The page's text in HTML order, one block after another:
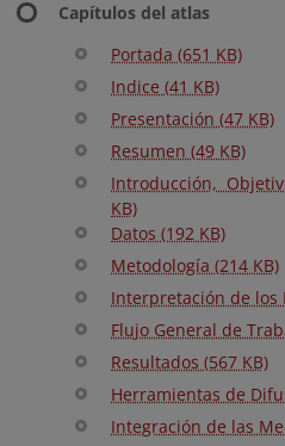
Capítulos del atlas
Portada (651 KB)
Indice (41 KB)
Presentación (47 KB)
Resumen (49 KB)
Introducción,
KB)
Datos (192 KB)
Metodología (214 KB)
Interpretación de los
Flujo General de
Resultados (567 KB)
Herramientas de
Integración de las